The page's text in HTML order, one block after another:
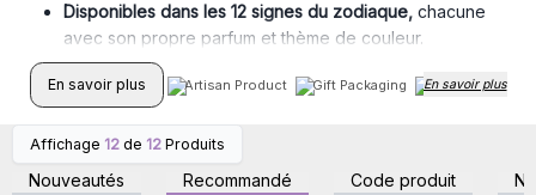
Disponibles dans les 12 signes du zodiaque,chacune
avec son propre parfum et thème de couleur.
Fabriqué à la main au Royaume-Uni
pour la qualité et un artisanat authentique.
Parfait pour offrir,les amateurs d'astrologie, les achats
impulsifs et les détaillants de bien-être.
En savoir plus Artisan Product Gift Packaging Handmade
En savoir plus
Affichage 12 de 12 Produits
Nouveautés Recommandé Code produit
Connectez-vous ou
inscrivez-vous pour
accéder aux prix de gros
inscrivez-vous pour
accéder aux prix de gros